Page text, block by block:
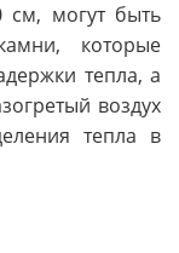
см, могут быть
которые
тепла, а
воздух
тепла в